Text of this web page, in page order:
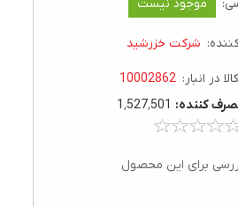
موجود نیست
شرکت خزرشید
در انبار: 10002862
کننده: 1٬527٬501
برای این محصول